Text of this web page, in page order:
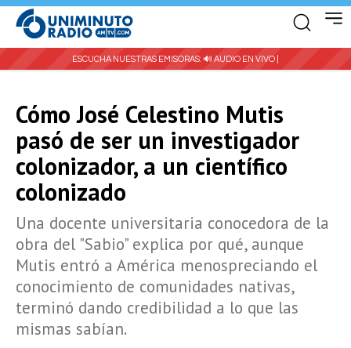
ESCUCHA NUESTRAS EMISORAS: 🔊 AUDIO EN VIVO |
Cómo José Celestino Mutis
pasó de ser un investigador
colonizador, a un científico
colonizado
Una docente universitaria conocedora de la
obra del "Sabio" explica por qué, aunque
Mutis entró a América menospreciando el
conocimiento de comunidades nativas,
terminó dando credibilidad a lo que las
mismas sabían.